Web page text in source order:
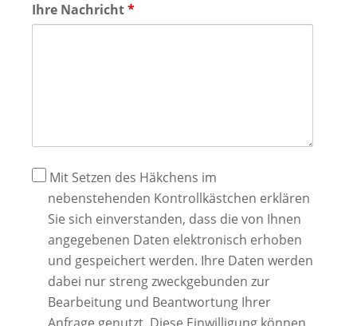
Ihre Nachricht*
Datenschutz
Mit Setzen des Häkchens im
nebenstehenden Kontrollkästchen erklären
Sie sich einverstanden, dass die von Ihnen
angegebenen Daten elektronisch erhoben
und gespeichert werden. Ihre Daten werden
dabei nur streng zweckgebunden zur
Bearbeitung und Beantwortung Ihrer